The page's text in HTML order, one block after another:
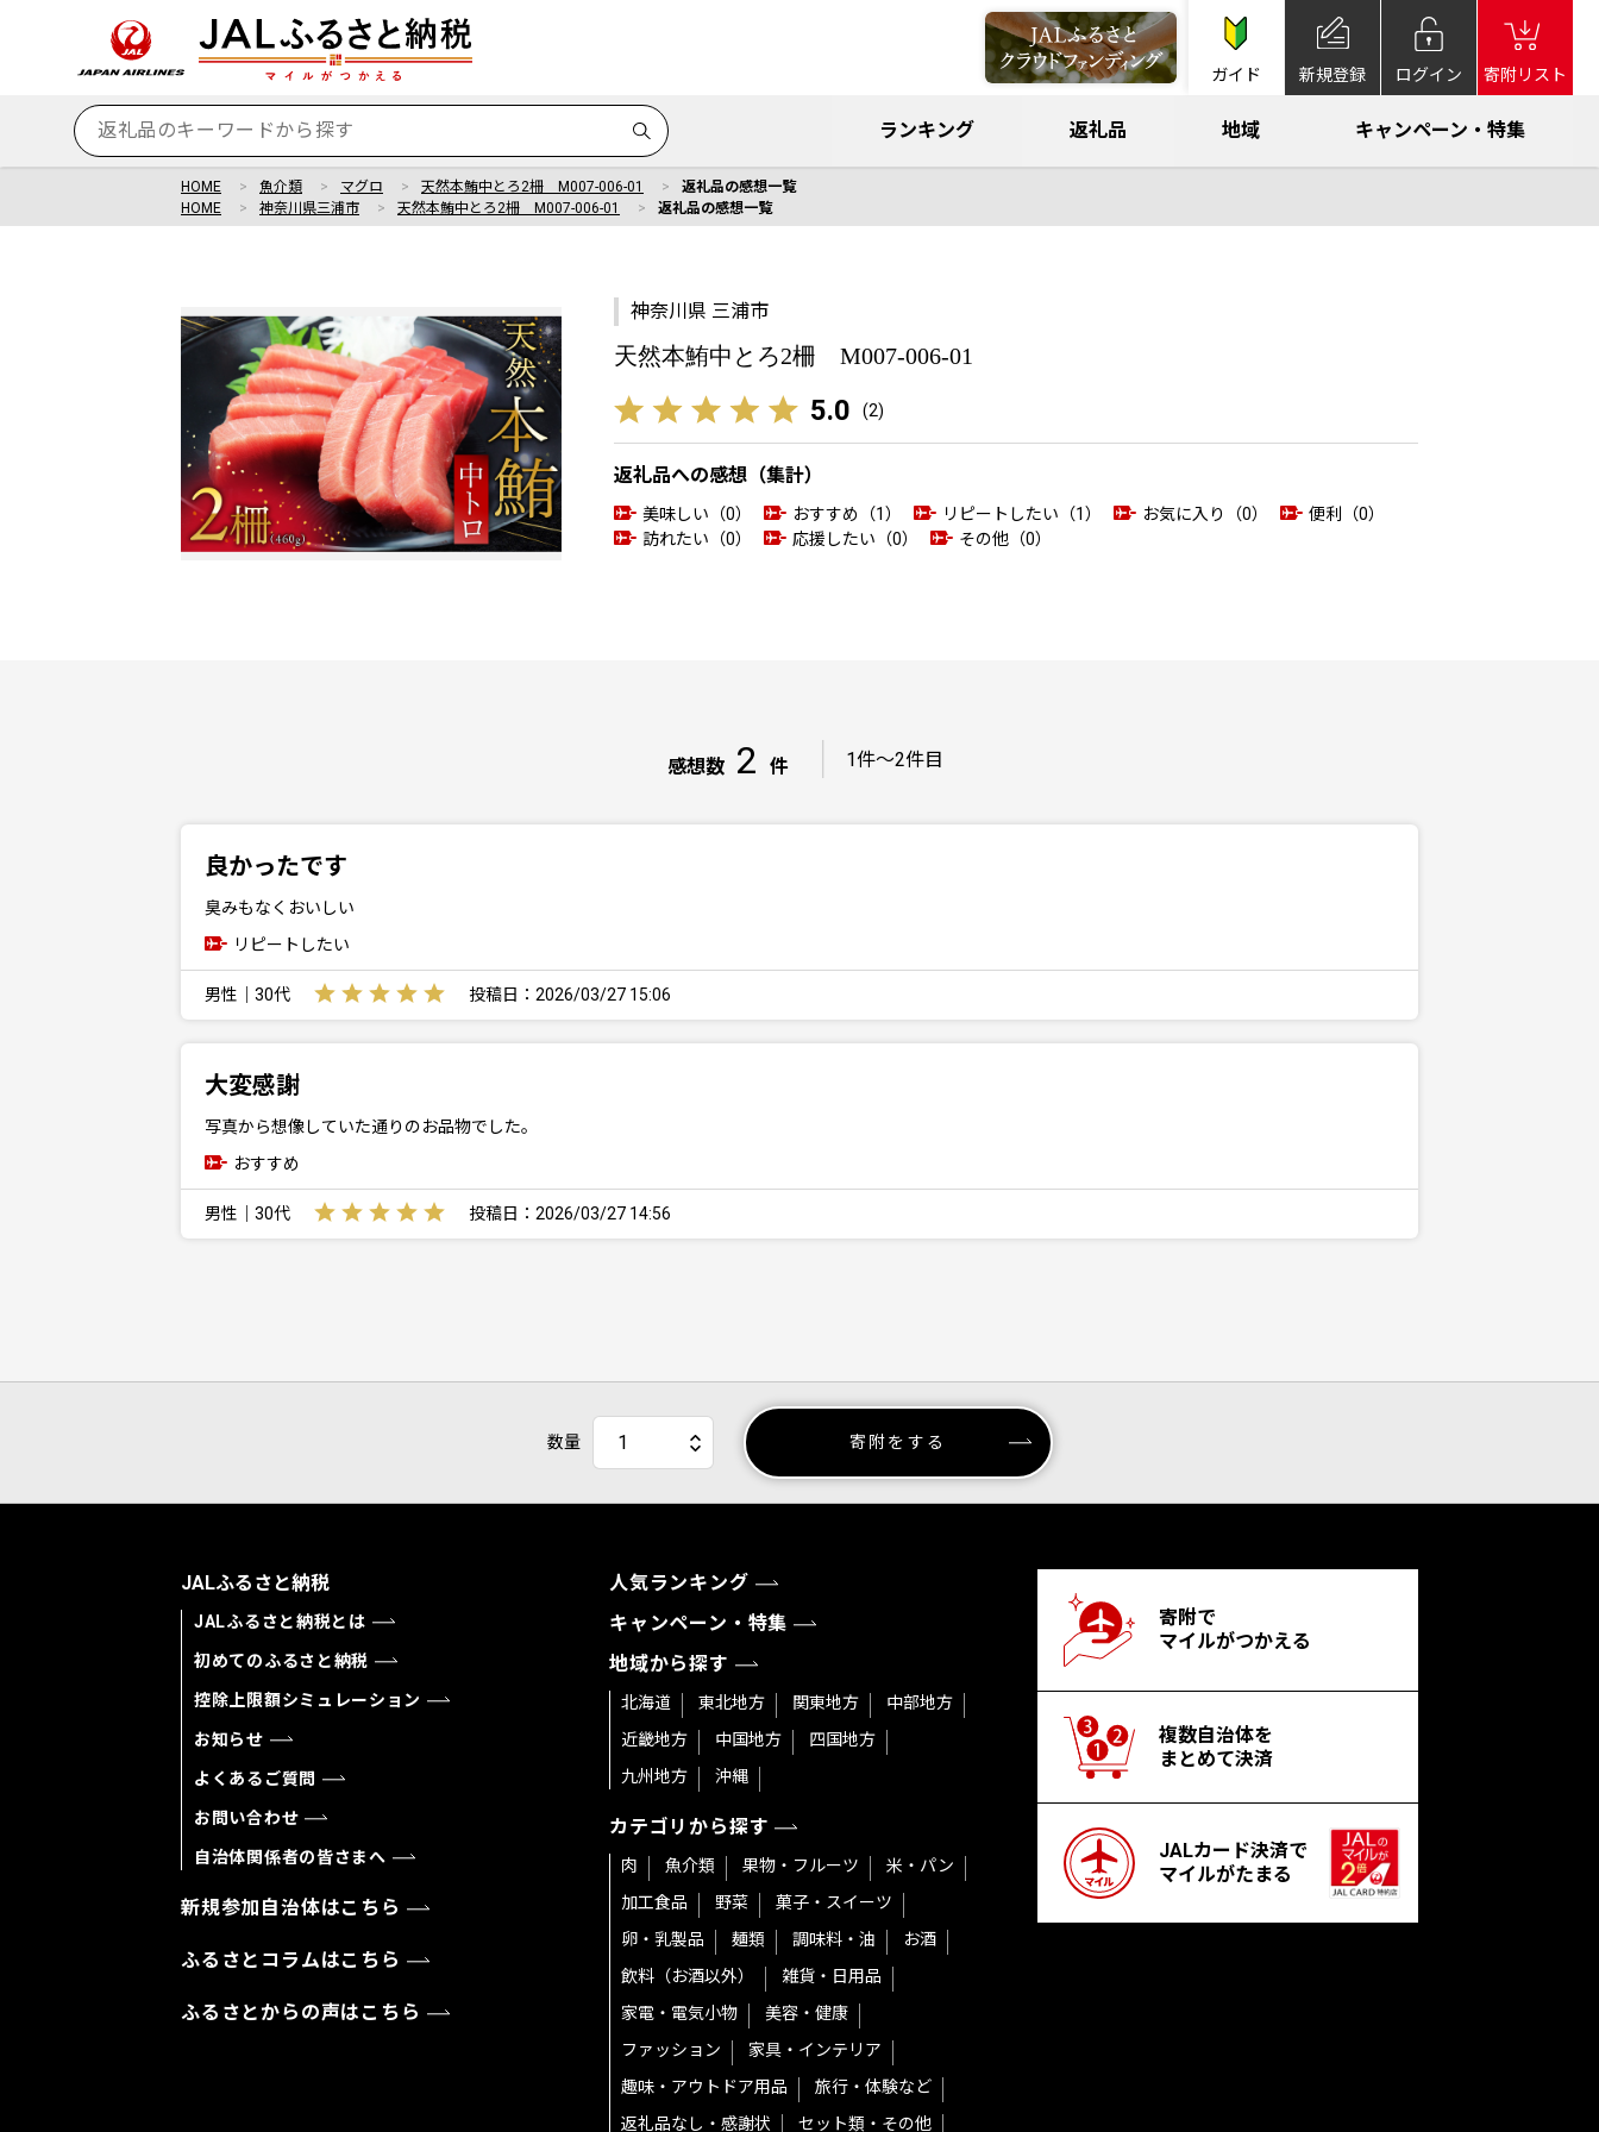
ガイド 新規登録 ログイン 寄附リスト
ランキング 返礼品 地域 キャンペーン・特集
HOME 魚介類 マグロ 天然本鮪中とろ2柵 M007-006-01
返礼品の感想一覧
HOME
神奈川県三浦市 天然本鮪中とろ2柵 M007-006-01 返礼品の感想一覧
神奈川県 三浦市
天然本鮪中とろ2柵 M007-006-01
5.0 (2)
返礼品への感想（集計）
美味しい（0） おすすめ（1） リピートしたい（1） お気に入り（0）
便利（0）
訪れたい（0）
応援したい（0） その他（0）
感想数 2 件 1件～2件目
良かったです
臭みもなくおいしい
リピートしたい
男性｜30代 投稿日：2026/03/27 15:06
大変感謝
写真から想像していた通りのお品物でした。
おすすめ
男性｜30代 投稿日：2026/03/27 14:56
数量 寄附をする
JALふるさと納税
JALふるさと納税とは
初めてのふるさと納税
控除上限額シミュレーション
お知らせ
よくあるご質問
お問い合わせ
自治体関係者の皆さまへ
新規参加自治体はこちら
ふるさとコラムはこちら
ふるさとからの声はこちら
人気ランキング
キャンペーン・特集
地域から探す
北海道 東北地方 関東地方
中部地方
近畿地方
中国地方
四国地方
九州地方
沖縄
カテゴリから探す
肉 魚介類 果物・フルーツ
米・パン
加工食品
野菜
菓子・スイーツ
卵・乳製品
麺類 調味料・油
お酒
飲料（お酒以外）
雑貨・日用品
家電・電気小物
美容・健康
ファッション
家具・インテリア
趣味・アウトドア用品
旅行・体験など
返礼品なし・感謝状
セット類・その他
寄附で
マイルがつかえる
複数自治体を
まとめて決済
JALカード決済で
マイルがたまる